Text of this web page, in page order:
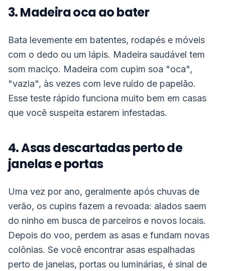
3. Madeira oca ao bater
Bata levemente em batentes, rodapés e móveis
com o dedo ou um lápis. Madeira saudável tem
som maciço. Madeira com cupim soa "oca",
"vazia", às vezes com leve ruído de papelão.
Esse teste rápido funciona muito bem em casas
que você suspeita estarem infestadas.
4. Asas descartadas perto de
janelas e portas
Uma vez por ano, geralmente após chuvas de
verão, os cupins fazem a revoada: alados saem
do ninho em busca de parceiros e novos locais.
Depois do voo, perdem as asas e fundam novas
colônias. Se você encontrar asas espalhadas
perto de janelas, portas ou luminárias, é sinal de